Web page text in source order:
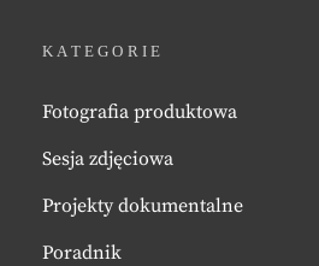
KATEGORIE
Fotografia produktowa
Sesja zdjęciowa
Projekty dokumentalne
Poradnik